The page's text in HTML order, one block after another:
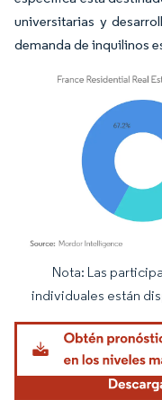
universitarias y
demanda de inquilinos
Imagen © Mordor
Nota: Las
individuales están